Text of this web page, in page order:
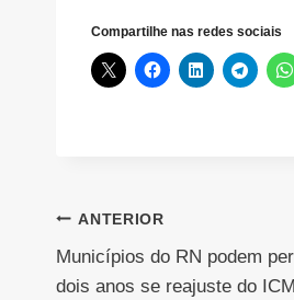
Compartilhe nas redes sociais
Navegação
de
ANTERIOR
Municípios do RN podem
dois anos se reajuste do